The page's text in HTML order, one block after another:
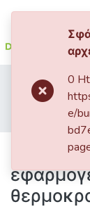
Κοινότητες
Όλο το DSpace
Αρχική
ΤΕΙ
0
e/